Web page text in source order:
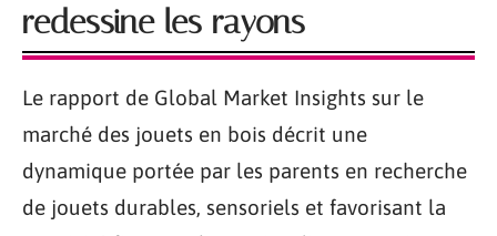
redessine les rayons
Le rapport de Global Market Insights sur le
marché des jouets en bois décrit une
dynamique portée par les parents en recherche
de jouets durables, sensoriels et favorisant la